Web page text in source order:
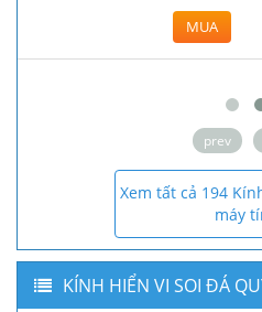
MUA
prev
Xem tất cả 194
máy
KÍNH HIỂN VI SOI ĐÁ